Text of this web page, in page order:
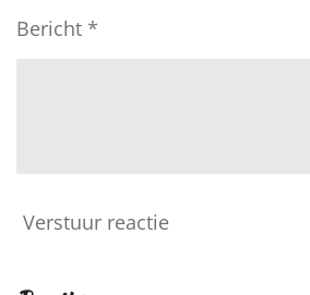
Bericht *
Verstuur reactie